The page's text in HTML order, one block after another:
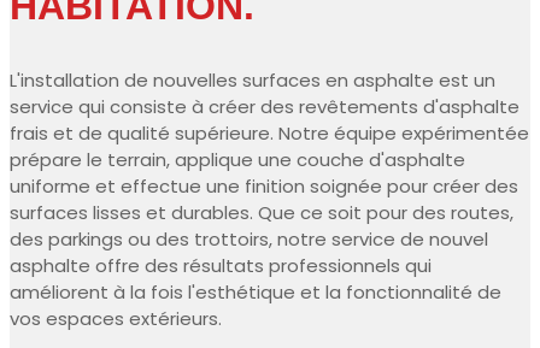
L'installation de nouvelles surfaces en asphalte est un
service qui consiste à créer des revêtements d'asphalte
frais et de qualité supérieure. Notre équipe expérimentée
prépare le terrain, applique une couche d'asphalte
uniforme et effectue une finition soignée pour créer des
surfaces lisses et durables. Que ce soit pour des routes,
des parkings ou des trottoirs, notre service de nouvel
asphalte offre des résultats professionnels qui
améliorent à la fois l'esthétique et la fonctionnalité de
vos espaces extérieurs.